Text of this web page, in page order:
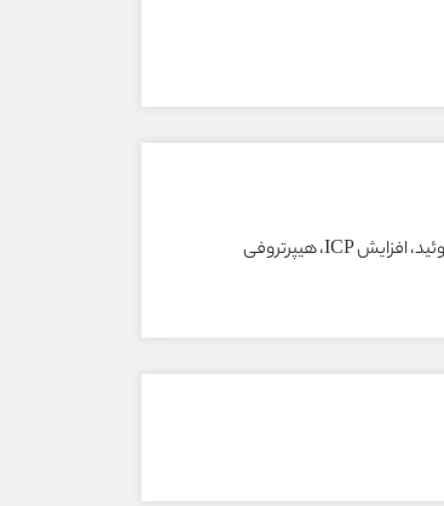
در بچه‌هاى کوچکتر از ۶ سال، پيرها، ديابتي‌ها، بيماران قلبى عروقي، افزايش فشارخون، پرکارى تيروئيد، افزايش ICP، هيپرتروفى